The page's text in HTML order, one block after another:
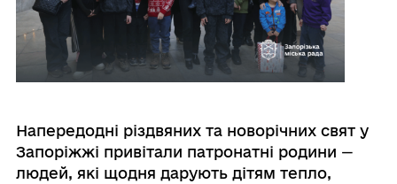
Напередодні різдвяних та новорічних свят у
Запоріжжі привітали патронатні родини —
людей, які щодня дарують дітям тепло,